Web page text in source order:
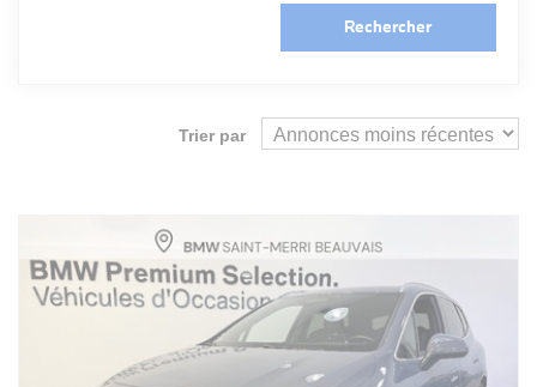
Rechercher
Trier par